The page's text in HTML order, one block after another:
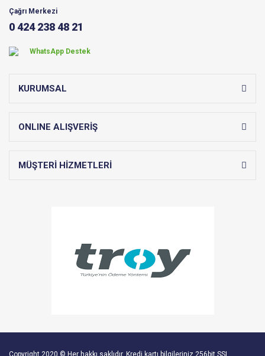
Çağrı Merkezi
0 424 238 48 21
WhatsApp Destek
KURUMSAL
ONLINE ALIŞVERİŞ
MÜŞTERİ HİZMETLERİ
Copyright 2020 © Her hakkı saklıdır. Kredi kartı bilgileriniz 256bit SSL